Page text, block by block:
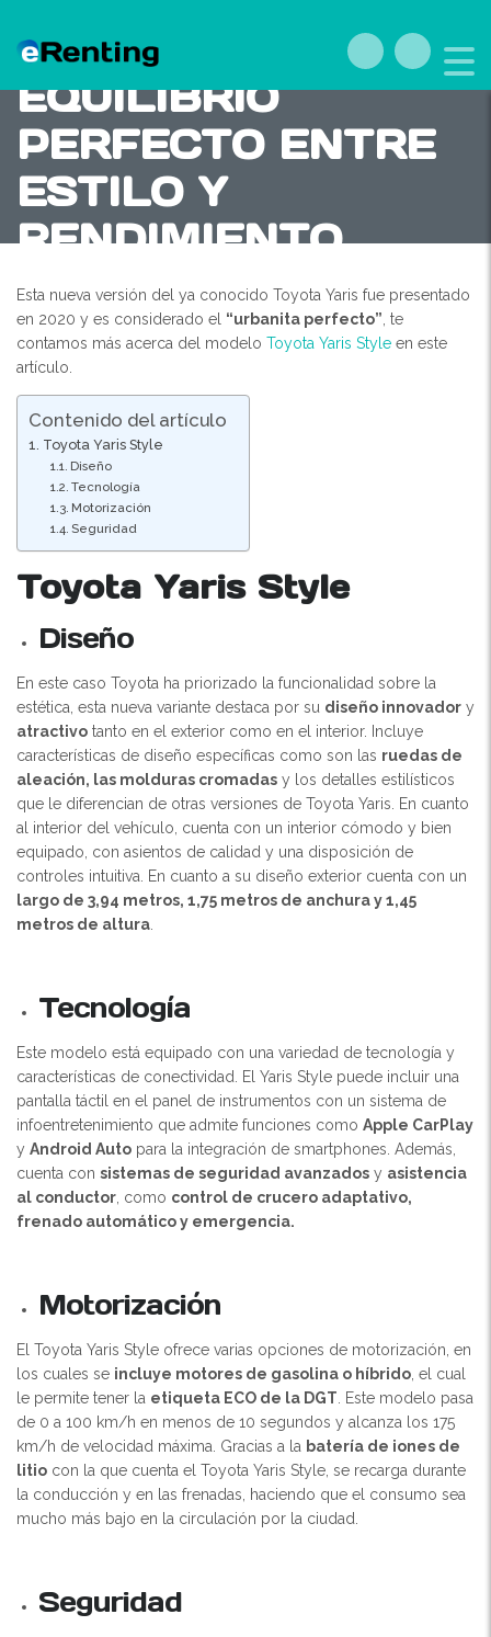
STYLE: EL
EQUILIBRIO
PERFECTO ENTRE
ESTILO Y
RENDIMIENTO
Esta nueva versión del ya conocido Toyota Yaris fue presentado
en 2020 y es considerado el “urbanita perfecto” , te
contamos más acerca del modelo Toyota Yaris Style en este
artículo.
Contenido del artículo
Toyota Yaris Style
Diseño
Tecnología
Motorización
Seguridad
Toyota Yaris Style
Diseño
En este caso Toyota ha priorizado la funcionalidad sobre la
estética, esta nueva variante destaca por su diseño innovador y
atractivo tanto en el exterior como en el interior. Incluye
características de diseño específicas como son las ruedas de
aleación, las molduras cromadas y los detalles estilísticos
que le diferencian de otras versiones de Toyota Yaris. En cuanto
al interior del vehículo, cuenta con un interior cómodo y bien
equipado, con asientos de calidad y una disposición de
controles intuitiva. En cuanto a su diseño exterior cuenta con un
largo de 3,94 metros, 1,75 metros de anchura y 1,45
metros de altura
Tecnología
Este modelo está equipado con una variedad de tecnología y
características de conectividad. El Yaris Style puede incluir una
pantalla táctil en el panel de instrumentos con un sistema de
infoentretenimiento que admite funciones como Apple CarPlay
y Android Auto para la integración de smartphones. Además,
cuenta con sistemas de seguridad avanzados y asistencia
al conductor , como control de crucero adaptativo,
frenado automático y emergencia.
Motorización
El Toyota Yaris Style ofrece varias opciones de motorización, en
los cuales se incluye motores de gasolina o híbrido , el cual
le permite tener la etiqueta ECO de la DGT . Este modelo pasa
de 0 a 100 km/h en menos de 10 segundos y alcanza los 175
km/h de velocidad máxima. Gracias a la batería de iones de
litio con la que cuenta el Toyota Yaris Style, se recarga durante
la conducción y en las frenadas, haciendo que el consumo sea
mucho más bajo en la circulación por la ciudad.
Seguridad